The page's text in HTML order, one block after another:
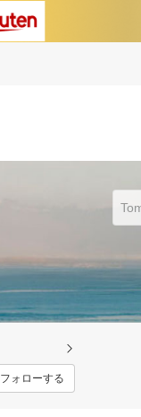
フォローする